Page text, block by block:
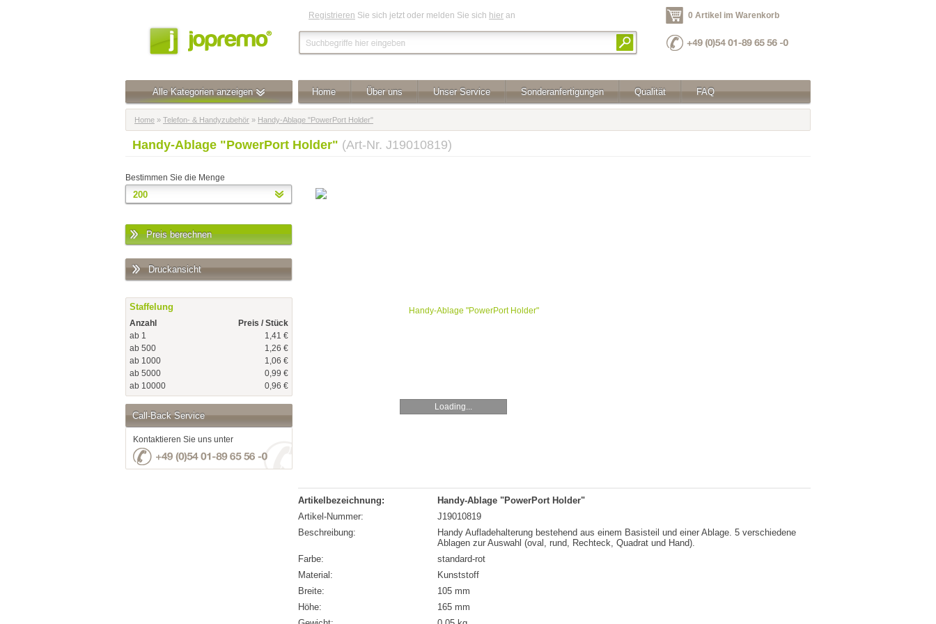
Registrieren Sie sich jetzt oder melden Sie sich hier an 0 Artikel im Warenkorb
Alle Kategorien anzeigen Home Über uns Unser Service Sonderanfertigungen Qualität FAQ
Home » Telefon- & Handyzubehör » Handy-Ablage "PowerPort Holder"
Handy-Ablage "PowerPort Holder" (Art-Nr. J19010819)
Bestimmen Sie die Menge
Preis berechnen
Druckansicht
Staffelung
Anzahl
Preis / Stück
ab 1
1,41 €
ab 500
1,26 €
ab 1000
1,06 €
ab 5000
0,99 €
ab 10000
0,96 €
Call-Back Service
Kontaktieren Sie uns unter
Loading...
Artikelbezeichnung:
Handy-Ablage "PowerPort Holder"
Artikel-Nummer:
J19010819
Beschreibung:
Handy Aufladehalterung bestehend aus einem Basisteil und einer Ablage. 5 verschiedene
Ablagen zur Auswahl (oval, rund, Rechteck, Quadrat und Hand).
Farbe:
standard-rot
Material:
Kunststoff
Breite:
105 mm
Höhe:
165 mm